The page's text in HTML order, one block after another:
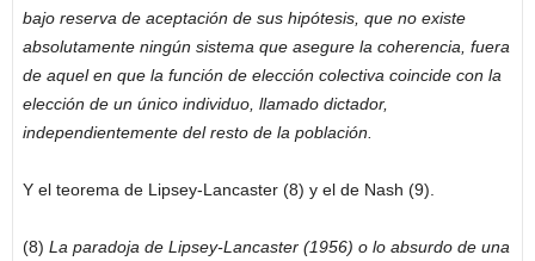
bajo reserva de aceptación de sus hipótesis, que no existe
absolutamente ningún sistema que asegure la coherencia, fuera
de aquel en que la función de elección colectiva coincide con la
elección de un único individuo, llamado dictador,
independientemente del resto de la población.
Y el teorema de Lipsey-Lancaster (8) y el de Nash (9).
(8) La paradoja de Lipsey-Lancaster (1956) o lo absurdo de una